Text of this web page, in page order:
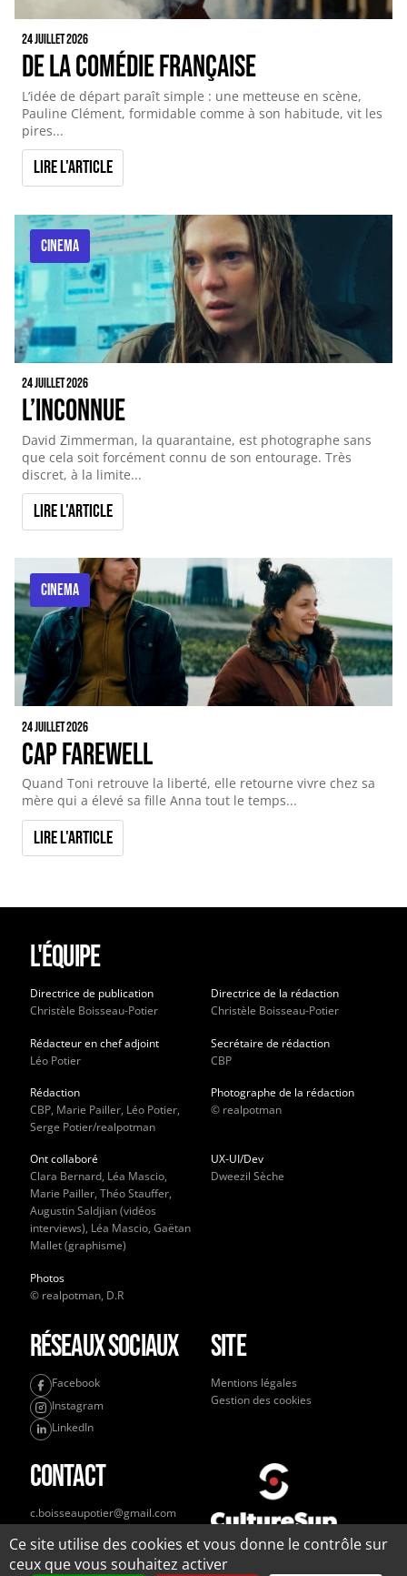
24 juillet 2026
De la comédie française
L’idée de départ paraît simple : une metteuse en scène,
Pauline Clément, formidable comme à son habitude, vit les
pires...
Lire l'article
CINEMA
24 juillet 2026
L’inconnue
David Zimmerman, la quarantaine, est photographe sans
que cela soit forcément connu de son entourage. Très
discret, à la limite...
Lire l'article
CINEMA
24 juillet 2026
Cap Farewell
Quand Toni retrouve la liberté, elle retourne vivre chez sa
mère qui a élevé sa fille Anna tout le temps...
Lire l'article
L'équipe
Directrice de publication
Christèle Boisseau-Potier
Directrice de la rédaction
Christèle Boisseau-Potier
Rédacteur en chef adjoint
Léo Potier
Secrétaire de rédaction
CBP
Rédaction
CBP, Marie Pailler, Léo Potier,
Serge Potier/realpotman
Photographe de la rédaction
© realpotman
Ont collaboré
Clara Bernard, Léa Mascio,
Marie Pailler, Théo Stauffer,
Augustin Saldjian (vidéos
interviews), Léa Mascio, Gaëtan
Mallet (graphisme)
UX-UI/Dev
Dweezil Sèche
Photos
© realpotman, D.R
Réseaux sociaux
Facebook
Instagram
LinkedIn
Site
Mentions légales
Gestion des cookies
Contact
c.boisseaupotier@gmail.com
Ce site utilise des cookies et vous donne le contrôle sur
ceux que vous souhaitez activer